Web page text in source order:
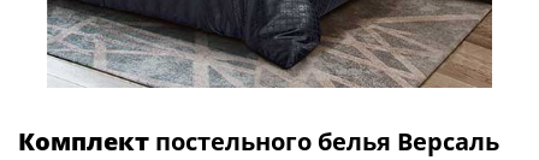
Комплект постельного белья Версаль